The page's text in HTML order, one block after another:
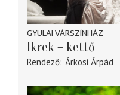
GYULAI VÁRSZÍNHÁZ
Ikrek – kettő
Rendező Árkosi Árpád